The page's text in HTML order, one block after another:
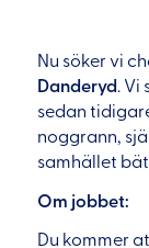
Nu söker vi
Danderyd. Vi
sedan
noggrann,
samhället
Om jobbet:
Du kommer